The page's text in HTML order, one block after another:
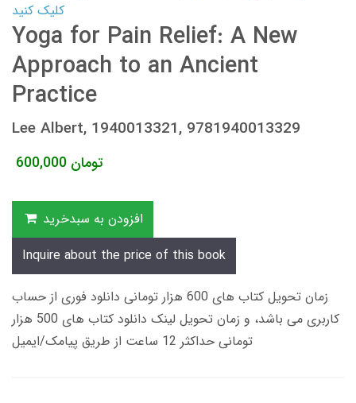
کلیک کنید
Yoga for Pain Relief: A New
Approach to an Ancient
Practice
Lee Albert, 1940013321, 9781940013329
600,000 تومان
افزودن به سبدخرید
Inquire about the price of this book
زمان تحویل کتاب های 600 هزار تومانی دانلود فوری از حساب
کاربری می باشد، و زمان تحویل لینک دانلود کتاب های 500 هزار
تومانی حداکثر 12 ساعت از طریق پیامک/ایمیل